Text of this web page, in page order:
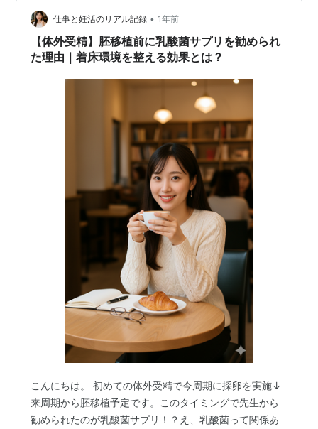
機能性表示食品 整腸 腸内フローラ ビフィズス菌サプリ…
仕事と妊活のリアル記録 • 1年前
【体外受精】胚移植前に乳酸菌サプリを勧められ
た理由｜着床環境を整える効果とは？
こんにちは。 初めての体外受精で今周期に採卵を実施↓
来周期から胚移植予定です。このタイミングで先生から
勧められたのが乳酸菌サプリ！？え、乳酸菌って関係あ